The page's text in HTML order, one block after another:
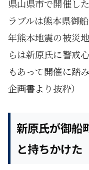
県山県市で開催し
ラブルは熊本県御
年熊本地震の被災
らは新原氏に警戒
もあって開催に踏
企画書より抜粋）
新原氏が御船
と持ちかけた